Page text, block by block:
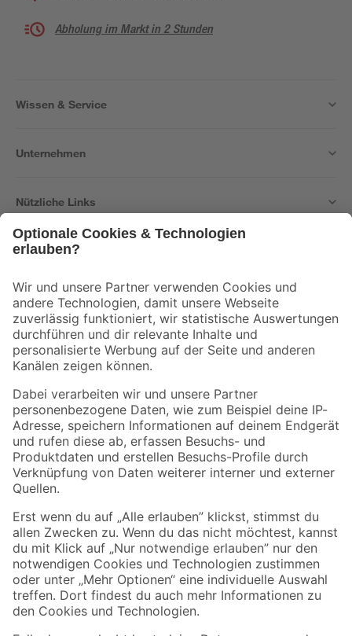
Abholung im Markt in 2 Stunden
Wissen & Service
Unternehmen
Nützliche Links
Der toom Newsletter: Keine Angebote und Aktionen mehr verpassen!
Zur Newsletter Anmeldung
Folge uns
Zahlungsarten Versandarten
Sicher einkaufen
Jetzt die toom-App herunterladen